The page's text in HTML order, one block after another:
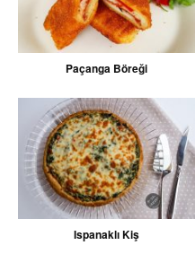
Paçanga Böreği
Ispanaklı Kiş